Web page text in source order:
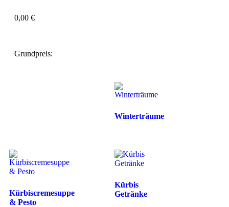
0,00 €
Grundpreis:
Winterträume
Kürbiscremesuppe
& Pesto
Kürbis
Getränke